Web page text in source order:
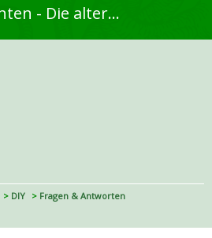
Nähkromanten - Die alternative Näh- und DIY-Community
DIY
Fragen & Antworten